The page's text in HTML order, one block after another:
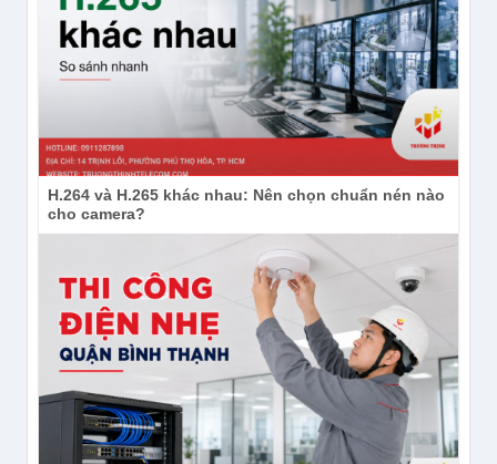
H.264 và H.265 khác nhau: Nên chọn chuẩn nén nào
cho camera?